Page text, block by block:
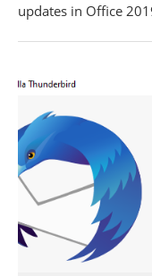
updates in Office